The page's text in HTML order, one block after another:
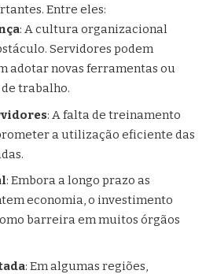
Entre eles:
: A cultura organizacional
Servidores podem
adotar novas ferramentas ou
trabalho.
: A falta de treinamento
a utilização eficiente das
: Embora a longo prazo as
economia, o investimento
barreira em muitos órgãos
: Em algumas regiões,